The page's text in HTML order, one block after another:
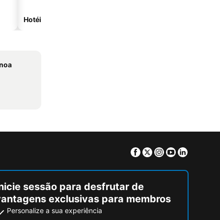
Hotéis na praia
Facebook
TwitterInstagram
Youtube
sessão para desfrutar de
exclusivas para membros
Personalize a sua experiência